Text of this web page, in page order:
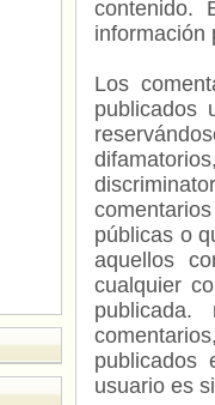
contenido.
información
Los
publicados
públicas o
aquellos
cualquier
usuario es